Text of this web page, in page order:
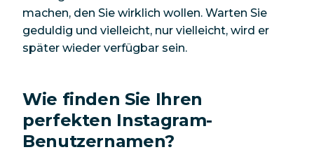
machen, den Sie wirklich wollen. Warten Sie
geduldig und vielleicht, nur vielleicht, wird er
später wieder verfügbar sein.
Wie finden Sie Ihren
perfekten Instagram-
Benutzernamen?